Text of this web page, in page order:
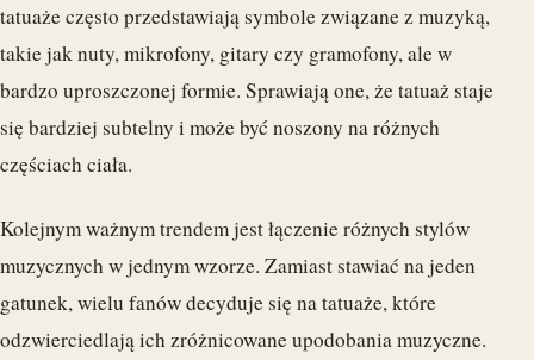
tatuaże często przedstawiają symbole związane z muzyką,
takie jak nuty, mikrofony, gitary czy gramofony, ale w
bardzo uproszczonej formie. Sprawiają one, że tatuaż staje
się bardziej subtelny i może być noszony na różnych
częściach ciała.
Kolejnym ważnym trendem jest łączenie różnych stylów
muzycznych w jednym wzorze. Zamiast stawiać na jeden
gatunek, wielu fanów decyduje się na tatuaże, które
odzwierciedlają ich zróżnicowane upodobania muzyczne.